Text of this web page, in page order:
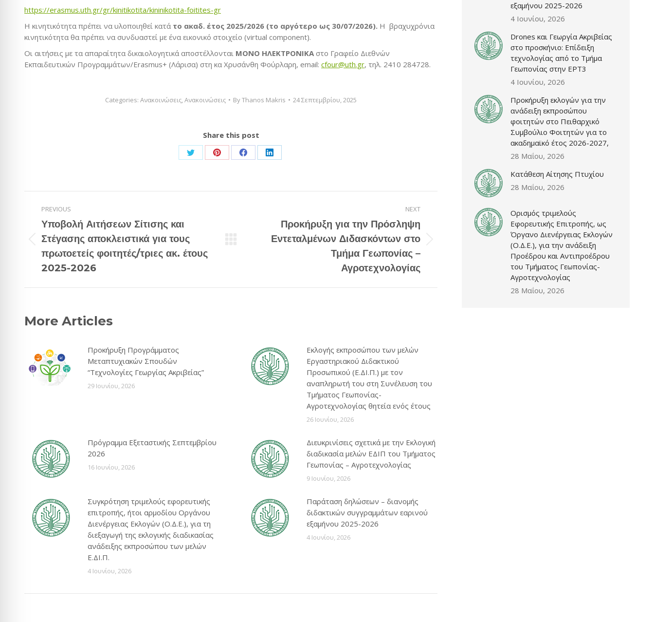
https://erasmus.uth.gr/gr/kinitikotita/kininikotita-foitites-gr
H κινητικότητα πρέπει να υλοποιηθεί κατά το ακαδ. έτος 2025/2026 (το αργότερο ως 30/07/2026). Η βραχυχρόνια
κινητικότητα θα πρέπει να συνδυαστεί με ένα εικονικό στοιχείο (virtual component).
Οι αιτήσεις με τα απαραίτητα δικαιολογητικά αποστέλλονται ΜΟΝΟ ΗΛΕΚΤΡΟΝΙΚΑ στο Γραφείο Διεθνών
Εκπαιδευτικών Προγραμμάτων/Erasmus+ (Λάρισα) στη κα Χρυσάνθη Φούρλαρη, email: cfour@uth.gr, τηλ. 2410 284728.
Categories: Ανακοινώσεις Ανακοινώσεις ByThanos Makris 24 Σεπτεμβρίου, 2025
Share this post
Share
Twitter
Share
Pinterest
Share
Facebook
Share
LinkedIn
navigation
PREVIOUS
Previous
post:
Υποβολή Αιτήσεων Σίτισης και
Στέγασης αποκλειστικά για τους
πρωτοετείς φοιτητές/τριες ακ. έτους
2025-2026
NEXT
Προκήρυξη για την Πρόσληψη
Εντεταλμένων Διδασκόντων στο
Τμήμα Γεωπονίας –
Αγροτεχνολογίας
More Articles
Προκήρυξη Προγράμματος
Μεταπτυχιακών Σπουδών
“Τεχνολογίες Γεωργίας Ακριβείας”
29 Ιουνίου, 2026
Εκλογής εκπροσώπου των μελών
Εργαστηριακού Διδακτικού
Προσωπικού (Ε.ΔΙ.Π.) με τον
αναπληρωτή του στη Συνέλευση του
Τμήματος Γεωπονίας-
Αγροτεχνολογίας θητεία ενός έτους
26 Ιουνίου, 2026
Πρόγραμμα Εξεταστικής Σεπτεμβρίου
2026
16 Ιουνίου, 2026
Διευκρινίσεις σχετικά με την Εκλογική
διαδικασία μελών ΕΔΙΠ του Τμήματος
Γεωπονίας – Αγροτεχνολογίας
9 Ιουνίου, 2026
Συγκρότηση τριμελούς εφορευτικής
επιτροπής, ήτοι αρμοδίου Οργάνου
Διενέργειας Εκλογών (Ο.Δ.Ε.), για τη
διεξαγωγή της εκλογικής διαδικασίας
ανάδειξης εκπροσώπου των μελών
Ε.ΔΙ.Π.
4 Ιουνίου, 2026
Παράταση δηλώσεων – διανομής
διδακτικών συγγραμμάτων εαρινού
εξαμήνου 2025-2026
4 Ιουνίου, 2026
εξαμήνου 2025-2026
4 Ιουνίου, 2026
Drones και Γεωργία Ακριβείας
στο προσκήνιο: Επίδειξη
τεχνολογίας από το Τμήμα
Γεωπονίας στην ΕΡΤ3
4 Ιουνίου, 2026
Προκήρυξη εκλογών για την
ανάδειξη εκπροσώπου
φοιτητών στο Πειθαρχικό
Συμβούλιο Φοιτητών για το
ακαδημαϊκό έτος 2026-2027,
28 Μαΐου, 2026
Κατάθεση Αίτησης Πτυχίου
28 Μαΐου, 2026
Ορισμός τριμελούς
Εφορευτικής Επιτροπής, ως
Όργανο Διενέργειας Εκλογών
(Ο.Δ.Ε.), για την ανάδειξη
Προέδρου και Αντιπροέδρου
του Τμήματος Γεωπονίας-
Αγροτεχνολογίας
28 Μαΐου, 2026